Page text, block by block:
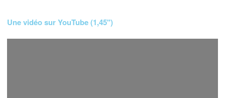
Une vidéo sur YouTube (1,45")